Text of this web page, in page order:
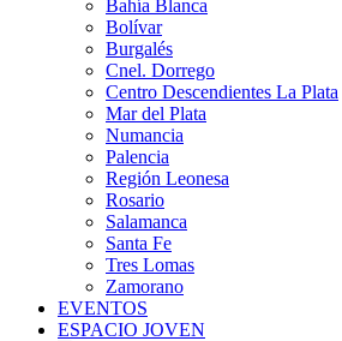
Bahía Blanca
Bolívar
Burgalés
Cnel. Dorrego
Centro Descendientes La Plata
Mar del Plata
Numancia
Palencia
Región Leonesa
Rosario
Salamanca
Santa Fe
Tres Lomas
Zamorano
EVENTOS
ESPACIO JOVEN